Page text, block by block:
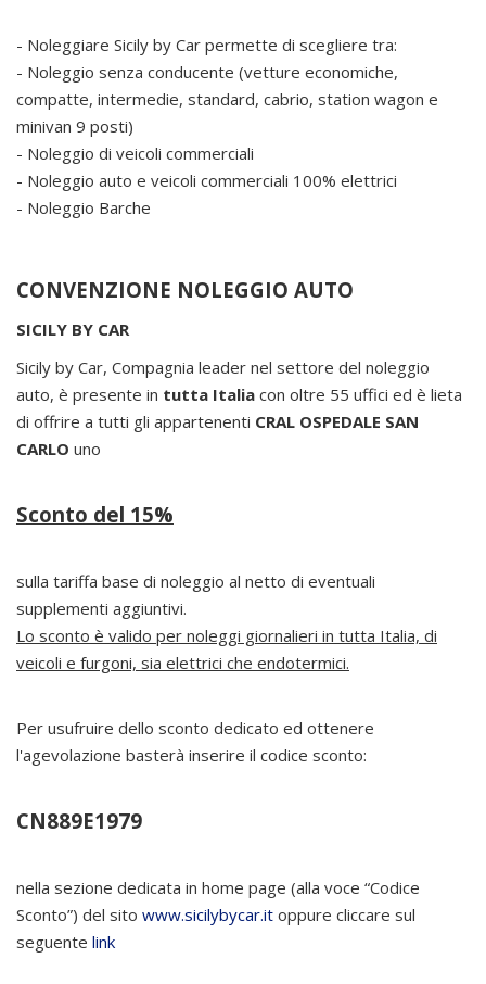
- Noleggiare Sicily by Car permette di scegliere tra:
- Noleggio senza conducente (vetture economiche,
compatte, intermedie, standard, cabrio, station wagon e
minivan 9 posti)
- Noleggio di veicoli commerciali
- Noleggio auto e veicoli commerciali 100% elettrici
- Noleggio Barche
CONVENZIONE NOLEGGIO AUTO
SICILY BY CAR
Sicily by Car, Compagnia leader nel settore del noleggio
auto, è presente in tutta Italia con oltre 55 uffici ed è lieta
di offrire a tutti gli appartenenti CRAL OSPEDALE SAN
CARLO uno
Sconto del 15%
sulla tariffa base di noleggio al netto di eventuali
supplementi aggiuntivi.
Lo sconto è valido per noleggi giornalieri in tutta Italia, di
veicoli e furgoni, sia elettrici che endotermici.
Per usufruire dello sconto dedicato ed ottenere
l'agevolazione basterà inserire il codice sconto:
CN889E1979
nella sezione dedicata in home page (alla voce “Codice
Sconto”) del sito www.sicilybycar.it oppure cliccare sul
seguente link